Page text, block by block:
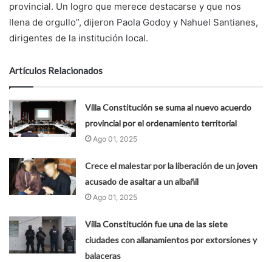
provincial. Un logro que merece destacarse y que nos
llena de orgullo”, dijeron Paola Godoy y Nahuel Santianes,
dirigentes de la institución local.
Artículos Relacionados
Villa Constitución se suma al nuevo acuerdo
provincial por el ordenamiento territorial
Ago 01, 2025
Crece el malestar por la liberación de un joven
acusado de asaltar a un albañil
Ago 01, 2025
Villa Constitución fue una de las siete
ciudades con allanamientos por extorsiones y
balaceras